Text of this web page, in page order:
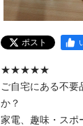
ポスト
★★★★★
ご自宅にある不
か？
家電、趣味・スポ